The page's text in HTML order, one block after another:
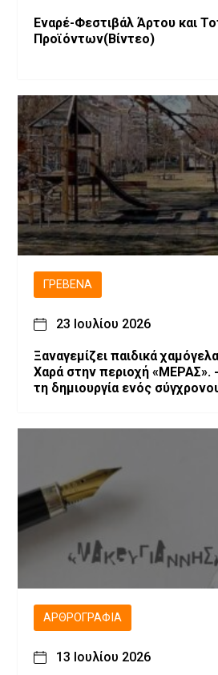
Εναρέ-Φεστιβάλ Άρτου και
Προϊόντων(Βίντεο)
ΓΡΕΒΕΝΆ
23 Ιουλίου 2026
Ξαναγεμίζει παιδικά
Χαρά στην περιοχή «ΜΕΡΑΣ». -470.000 ευρώ για
τη δημιουργία ενός
ΑΡΘΡΟΓΡΑΦΊΑ
13 Ιουλίου 2026